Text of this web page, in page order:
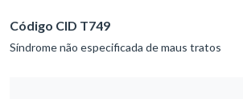
Código CID T749
Síndrome não especificada de maus tratos